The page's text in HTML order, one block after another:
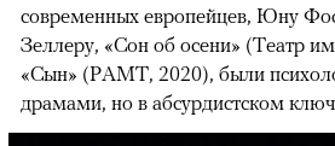
современных европейцев, Юну
Зеллеру, «Сон об осени» (Театр
«Сын» (РАМТ, 2020), были
драмами, но в абсурдистском